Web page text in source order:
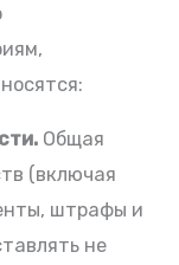
Общая
(включая
штрафы и
не